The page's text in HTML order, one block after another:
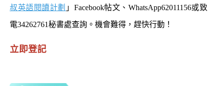
叔英語閱讀計劃 」Facebook帖文、WhatsApp62011156或致
電34262761秘書處查詢。機會難得，趕快行動！
立即登記